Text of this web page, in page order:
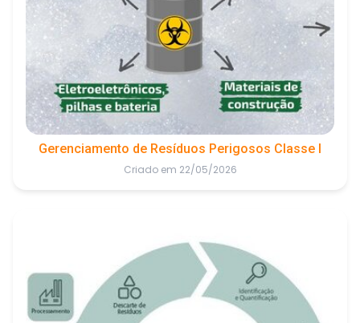
Gerenciamento de Resíduos Perigosos Classe I
Criado em 22/05/2026